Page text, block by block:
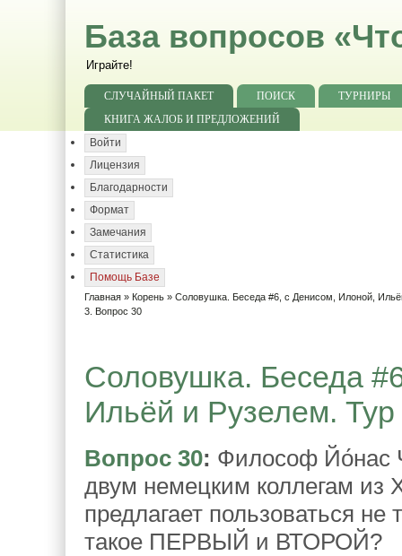
База вопросов
Играйте!
СЛУЧАЙНЫЙ ПАКЕТ ПОИСК
ТУРНИРЫ
КНИГА ЖАЛОБ И ПРЕДЛОЖЕНИЙ
Войти
Лицензия
Благодарности
Формат
Замечания
Статистика
Помощь Базе
Главная » Корень » Соловушка. Беседа #6, с Денисом, Илоной,
3. Вопрос 30
Соловушка. Беседа
Ильёй и Рузелем.
Вопрос 30: Философ Йо́нас
двум немецким коллегам из
предлагает пользоваться
такое ПЕРВЫЙ и ВТОРОЙ?